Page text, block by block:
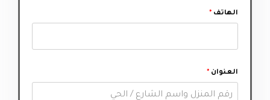
الهاتف *
العنوان *